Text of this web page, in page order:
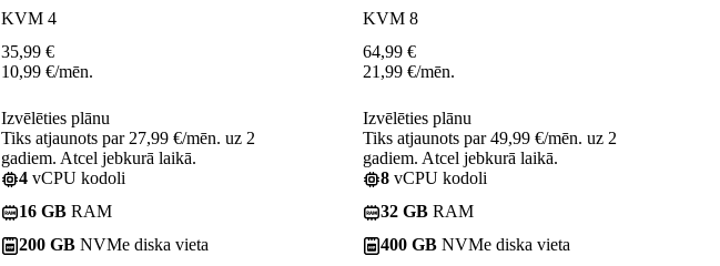
KVM 4
35,99 €
10,99 €/mēn.
Izvēlēties plānu
Tiks atjaunots par 27,99 €/mēn. uz 2
gadiem. Atcel jebkurā laikā.
4 vCPU kodoli
16 GB RAM
200 GB NVMe diska vieta
KVM 8
64,99 €
21,99 €/mēn.
Izvēlēties plānu
Tiks atjaunots par 49,99 €/mēn. uz 2
gadiem. Atcel jebkurā laikā.
8 vCPU kodoli
32 GB RAM
400 GB NVMe diska vieta